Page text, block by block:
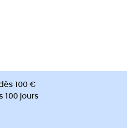
100 €
100 jours